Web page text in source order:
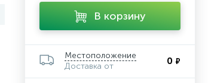
В корзину
Местоположение
Доставка от
0 ₽